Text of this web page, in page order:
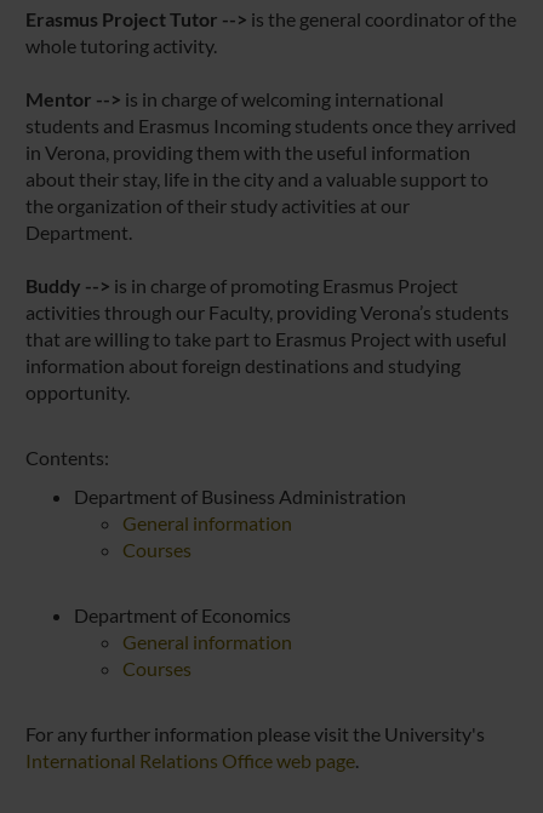
Erasmus Project Tutor --> is the general coordinator of the
whole tutoring activity.
Mentor --> is in charge of welcoming international
students and Erasmus Incoming students once they arrived
in Verona, providing them with the useful information
about their stay, life in the city and a valuable support to
the organization of their study activities at our
Department.
Buddy --> is in charge of promoting Erasmus Project
activities through our Faculty, providing Verona’s students
that are willing to take part to Erasmus Project with useful
information about foreign destinations and studying
opportunity.
Contents:
Department of Business Administration
General information
Courses
Department of Economics
General information
Courses
For any further information please visit the University's
International Relations Office web page.